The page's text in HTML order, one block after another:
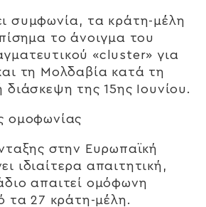
συμφωνία, τα κράτη-μέλη
το άνοιγμα του
«cluster» για
τη Μολδαβία κατά τη
διάσκεψη της 15ης Ιουνίου.
ομοφωνίας
στην Ευρωπαϊκή
ιδιαίτερα απαιτητική,
απαιτεί ομόφωνη
τα 27 κράτη-μέλη.